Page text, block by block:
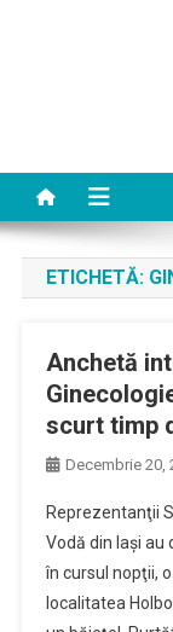
ETICHETĂ:
Anchetă
scurt timp
Decembrie 20,
Reprezentanţii
Vodă din Iaşi au
în cursul nopţii,
localitatea